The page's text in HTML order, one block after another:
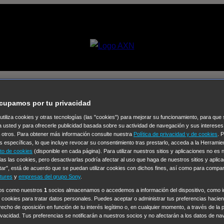
Selecciona un
Colección de Videos
Operación: Huracán House of Cards Despedida Salvaje
Cinco en familia Hudson & Rex Diez libras y un sueño Mr
y Lola High Country Los casos de Susan Ryeland: Moonflower
Libre de Culpa Morbius NCIS: Nueva Orleans Pandora En
Chicago Fire Monarch Circuito cerrado Alert: Unidad de
por tu privacidad
cookies y otras tecnologías (las "cookies") para mejorar su funcionamiento, para que
usted y para ofrecerle publicidad basada sobre su actividad de navegación y sus
otros. Para obtener más información consulte nuestra Política de privacidad y de cookies .
específicas, lo que incluye revocar su consentimiento tras prestarlo, acceda a la
de cookies (disponible en cada página). Para utilizar nuestros sitios y aplicaciones no es
las cookies, pero desactivarlas podría afectar al uso que haga de nuestros sitios y
está de acuerdo que se puedan utilizar cookies con dichos fines, así como para
y empresas del grupo Sony.
como nuestros 1 socios almacenamos o accedemos a información del dispositivo, como
para tratar datos personales. Puedes aceptar o administrar tus preferencias
de oposición en función de tu interés legítimo o, en cualquier momento, a través de la
Tus preferencias se notificarán a nuestros socios y no afectarán a los datos de